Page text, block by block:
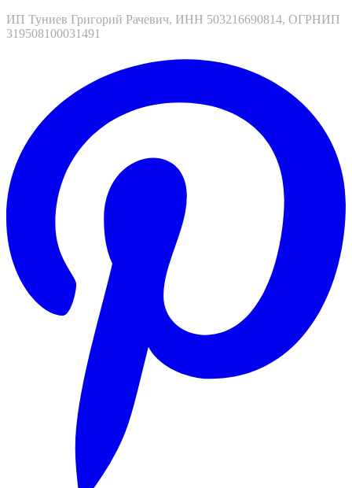
ИП Туниев Григорий Рачевич, ИНН 503216690814, ОГРНИП
319508100031491